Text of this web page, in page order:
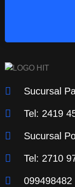
Sucursal
Tel: 2419
Sucursal
Tel: 2710
099498482